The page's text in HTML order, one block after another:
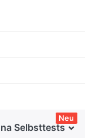
Selbsttests
Neu